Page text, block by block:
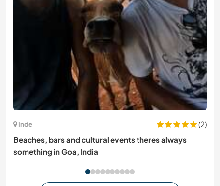
Inde
(2)
Beaches, bars and cultural events theres always
something in Goa, India